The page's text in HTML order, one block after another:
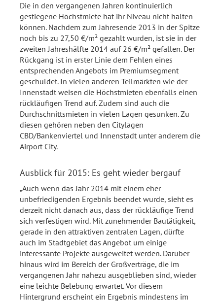
Die in den vergangenen Jahren kontinuierlich
gestiegene Höchstmiete hat ihr Niveau nicht halten
können. Nachdem zum Jahresende 2013 in der Spitze
noch bis zu 27,50 €/m² gezahlt wurden, ist sie in der
zweiten Jahreshälfte 2014 auf 26 €/m² gefallen. Der
Rückgang ist in erster Linie dem Fehlen eines
entsprechenden Angebots im Premiumsegment
geschuldet. In vielen anderen Teilmärkten wie der
Innenstadt weisen die Höchstmieten ebenfalls einen
rückläufigen Trend auf. Zudem sind auch die
Durchschnittsmieten in vielen Lagen gesunken. Zu
diesen gehören neben den Citylagen
CBD/Bankenviertel und Innenstadt unter anderem die
Airport City.
Ausblick für 2015: Es geht wieder bergauf
„Auch wenn das Jahr 2014 mit einem eher
unbefriedigenden Ergebnis beendet wurde, sieht es
derzeit nicht danach aus, dass der rückläufige Trend
sich verfestigen wird. Mit zunehmender Bautätigkeit,
gerade in den attraktiven zentralen Lagen, dürfte
auch im Stadtgebiet das Angebot um einige
interessante Projekte ausgeweitet werden. Darüber
hinaus wird im Bereich der Großverträge, die im
vergangenen Jahr nahezu ausgeblieben sind, wieder
eine leichte Belebung erwartet. Vor diesem
Hintergrund erscheint ein Ergebnis mindestens im